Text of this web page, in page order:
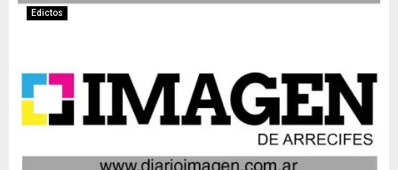
Edictos